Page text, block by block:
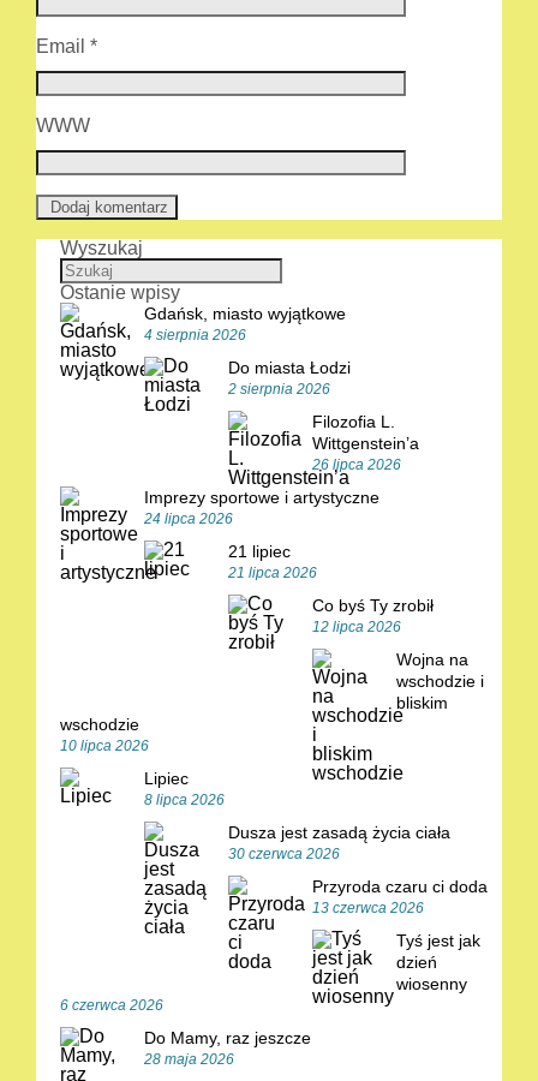
Email *
WWW
Wyszukaj
Ostanie wpisy
Gdańsk, miasto wyjątkowe
4 sierpnia 2026
Do miasta Łodzi
2 sierpnia 2026
Filozofia L.
Wittgenstein’a
26 lipca 2026
Imprezy sportowe i artystyczne
24 lipca 2026
21 lipiec
21 lipca 2026
Co byś Ty zrobił
12 lipca 2026
Wojna na
wschodzie i
bliskim
wschodzie
10 lipca 2026
Lipiec
8 lipca 2026
Dusza jest zasadą życia ciała
30 czerwca 2026
Przyroda czaru ci doda
13 czerwca 2026
Tyś jest jak
dzień
wiosenny
6 czerwca 2026
Do Mamy, raz jeszcze
28 maja 2026